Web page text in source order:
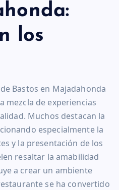
los
Bastos en Majadahonda
mezcla de experiencias
Muchos destacan la
especialmente la
y la presentación de los
resaltar la amabilidad
a crear un ambiente
se ha convertido